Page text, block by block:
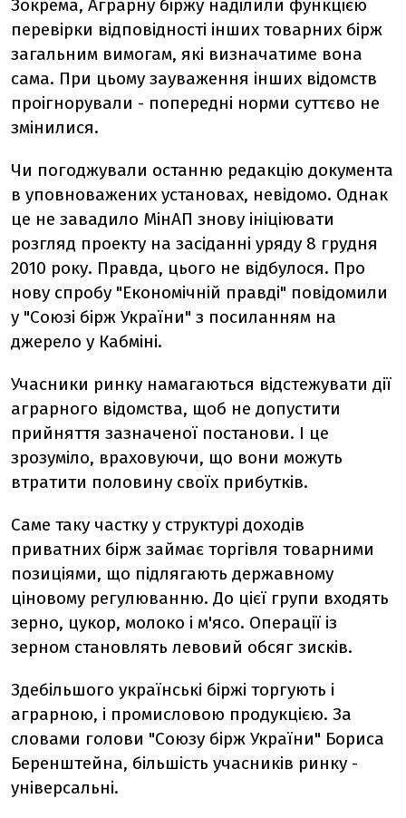
Зокрема, Аграрну біржу наділили функцією
перевірки відповідності інших товарних бірж
загальним вимогам, які визначатиме вона
сама. При цьому зауваження інших відомств
проігнорували - попередні норми суттєво не
змінилися.
Чи погоджували останню редакцію документа
в уповноважених установах, невідомо. Однак
це не завадило МінАП знову ініціювати
розгляд проекту на засіданні уряду 8 грудня
2010 року. Правда, цього не відбулося. Про
нову спробу "Економічній правді" повідомили
у "Союзі бірж України" з посиланням на
джерело у Кабміні.
Учасники ринку намагаються відстежувати дії
аграрного відомства, щоб не допустити
прийняття зазначеної постанови. І це
зрозуміло, враховуючи, що вони можуть
втратити половину своїх прибутків.
Саме таку частку у структурі доходів
приватних бірж займає торгівля товарними
позиціями, що підлягають державному
ціновому регулюванню. До цієї групи входять
зерно, цукор, молоко і м'ясо. Операції із
зерном становлять левовий обсяг зисків.
Здебільшого українські біржі торгують і
аграрною, і промисловою продукцією. За
словами голови "Союзу бірж України" Бориса
Беренштейна, більшість учасників ринку -
універсальні.